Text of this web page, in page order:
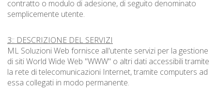
contratto o modulo di adesione, di seguito denominato
semplicemente utente.
3:: DESCRIZIONE DEL SERVIZI
ML Soluzioni Web fornisce all'utente servizi per la gestione
di siti World Wide Web "WWW" o altri dati accessibili tramite
la rete di telecomunicazioni Internet, tramite computers ad
essa collegati in modo permanente.